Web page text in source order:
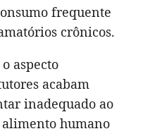
frequente
crônicos.
aspecto
acabam
inadequado ao
humano